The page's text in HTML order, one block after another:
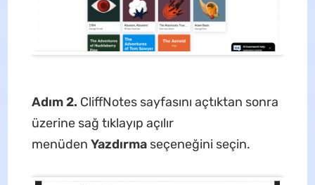
Adım 2. CliffNotes sayfasını açtıktan sonra
üzerine sağ tıklayıp açılır
menüden Yazdırma seçeneğini seçin.